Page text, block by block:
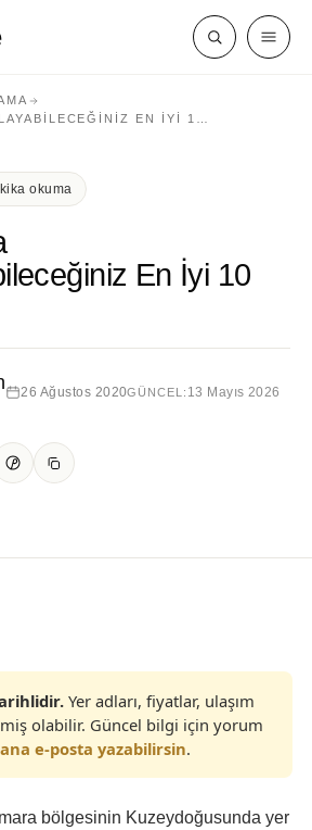
EN İYI 1…
okuma
En İyi 10
26 Ağustos 2020GÜNCEL: 13 Mayıs 2026
Yer adları, fiyatlar, ulaşım
olabilir. Güncel bilgi için yorum
e-posta yazabilirsin.